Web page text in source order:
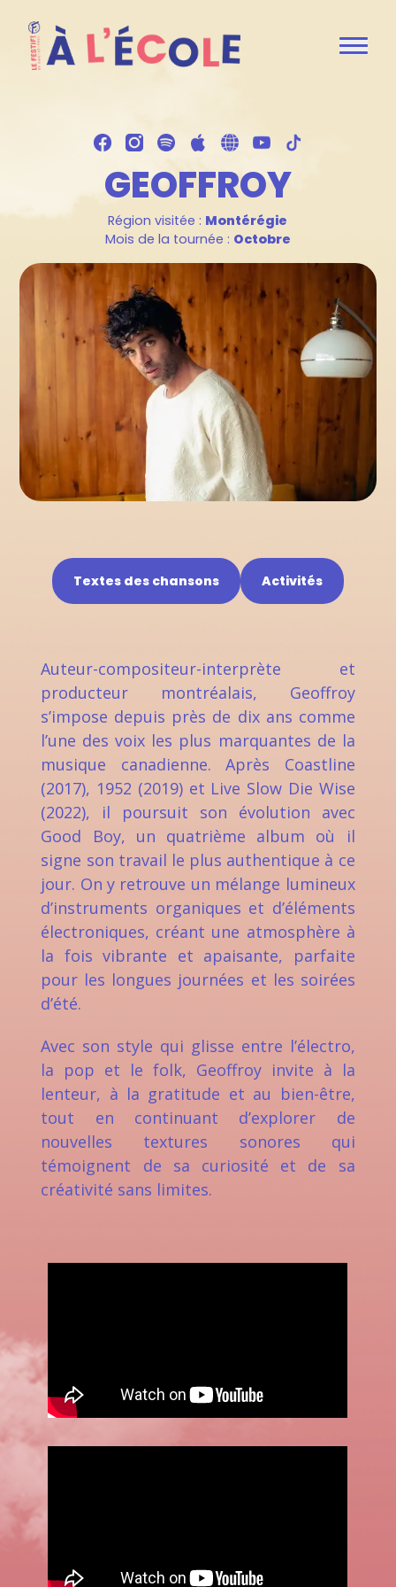
GEOFFROY
Région visitée : Montérégie
Mois de la tournée : Octobre
Textes des chansons Activités
Auteur-compositeur-interprète et
producteur montréalais, Geoffroy
s’impose depuis près de dix ans comme
l’une des voix les plus marquantes de la
musique canadienne. Après Coastline
(2017), 1952 (2019) et Live Slow Die Wise
(2022), il poursuit son évolution avec
Good Boy, un quatrième album où il
signe son travail le plus authentique à ce
jour. On y retrouve un mélange lumineux
d’instruments organiques et d’éléments
électroniques, créant une atmosphère à
la fois vibrante et apaisante, parfaite
pour les longues journées et les soirées
d’été.
Avec son style qui glisse entre l’électro,
la pop et le folk, Geoffroy invite à la
lenteur, à la gratitude et au bien-être,
tout en continuant d’explorer de
nouvelles textures sonores qui
témoignent de sa curiosité et de sa
créativité sans limites.